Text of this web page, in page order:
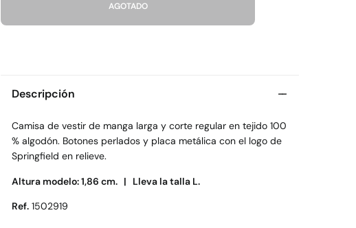
AGOTADO
Descripción
Camisa de vestir de manga larga y corte regular en tejido 100
% algodón. Botones perlados y placa metálica con el logo de
Springfield en relieve.
Altura modelo: 1,86 cm. | Lleva la talla L.
Ref. 1502919